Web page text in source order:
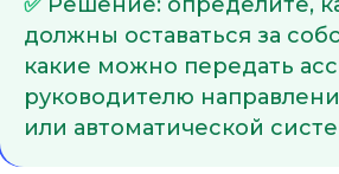
должны оставаться за
какие можно передать
руководителю
или автоматической